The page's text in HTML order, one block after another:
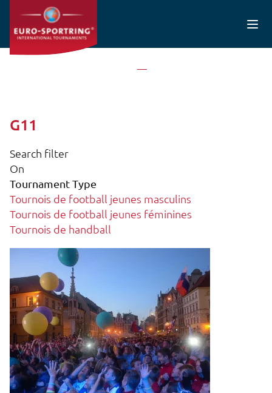
Aller au contenu principal
G11
Search filter
On
Tournament Type
Tournois de football jeunes masculins
Tournois de football jeunes féminines
Tournois de handball